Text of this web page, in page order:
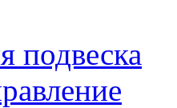
подвеска